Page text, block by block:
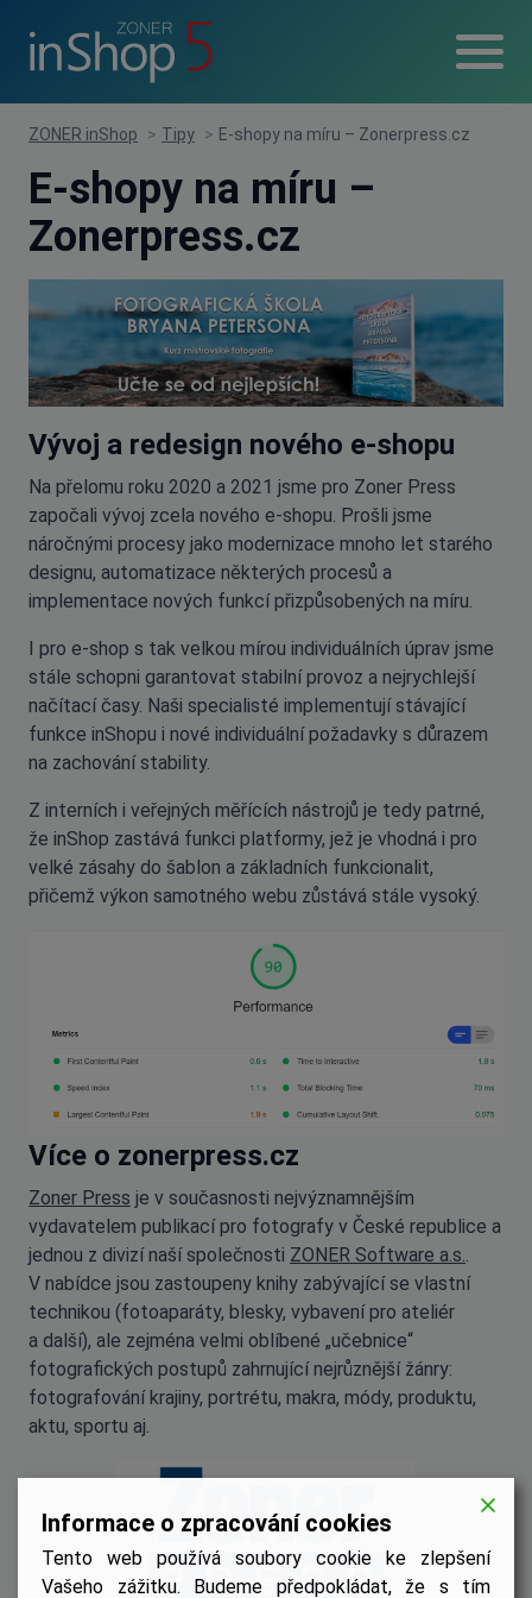
ZONER inShop > Tipy > E-shopy na míru – Zonerpress.cz
E-shopy na míru –
Zonerpress.cz
Vývoj a redesign nového e-shopu
Na přelomu roku 2020 a 2021 jsme pro Zoner Press
započali vývoj zcela nového e-shopu. Prošli jsme
náročnými procesy jako modernizace mnoho let starého
designu, automatizace některých procesů a
implementace nových funkcí přizpůsobených na míru.
I pro e-shop s tak velkou mírou individuálních úprav jsme
stále schopni garantovat stabilní provoz a nejrychlejší
načítací časy. Naši specialisté implementují stávající
funkce inShopu i nové individuální požadavky s důrazem
na zachování stability.
Z interních i veřejných měřících nástrojů je tedy patrné,
že inShop zastává funkci platformy, jež je vhodná i pro
velké zásahy do šablon a základních funkcionalit,
přičemž výkon samotného webu zůstává stále vysoký.
Více o zonerpress.cz
Zoner Press je v současnosti nejvýznamnějším
vydavatelem publikací pro fotografy v České republice a
jednou z divizí naší společnosti ZONER Software a.s..
V nabídce jsou zastoupeny knihy zabývající se vlastní
technikou (fotoaparáty, blesky, vybavení pro ateliér
a další), ale zejména velmi oblíbené „učebnice“
fotografických postupů zahrnující nejrůznější žánry:
fotografování krajiny, portrétu, makra, módy, produktu,
aktu, sportu aj.
Informace o zpracování cookies
Tento web používá soubory cookie ke zlepšení
Vašeho zážitku. Budeme předpokládat, že s tím